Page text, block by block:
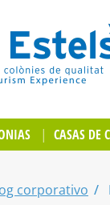
CASAS DE
corporativo